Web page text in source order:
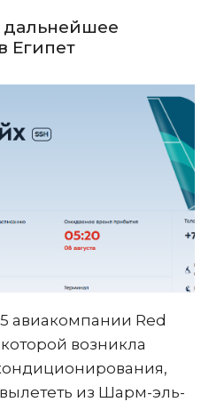
дальнейшее
Египет
авиакомпании Red
возникла
из Шарм-эль-